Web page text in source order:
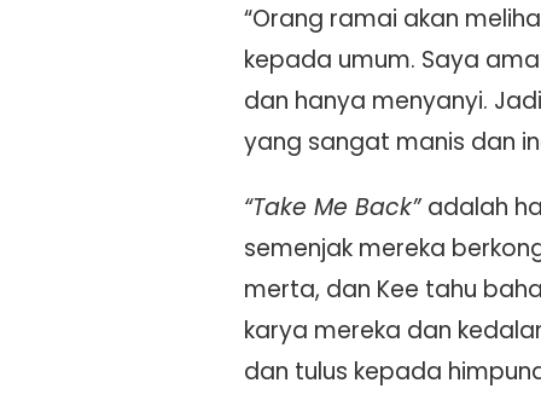
“Orang ramai akan
kepada umum. Saya
dan hanya menyanyi.
yang sangat manis dan
“Take Me Back”adalah
semenjak mereka
merta, dan Kee tahu
karya mereka dan
dan tulus kepada